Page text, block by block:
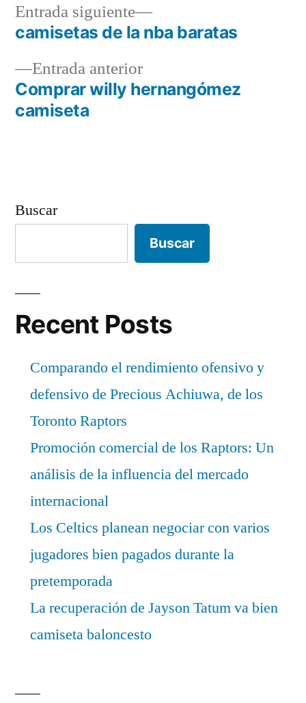
Navegación
de
entradas
Entrada anteriorEntrada
anterior:
Comprar willy hernangómez
camiseta
Entrada siguiente
Entrada
siguiente:
camisetas de la nba baratas
Buscar
Buscar
Recent Posts
Comparando el rendimiento ofensivo y
defensivo de Precious Achiuwa, de los
Toronto Raptors
Promoción comercial de los Raptors: Un
análisis de la influencia del mercado
internacional
Los Celtics planean negociar con varios
jugadores bien pagados durante la
pretemporada
La recuperación de Jayson Tatum va bien
camiseta baloncesto